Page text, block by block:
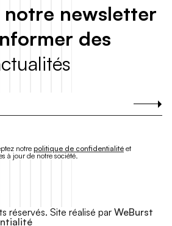
notre newsletter
nformer des
ctualités
notre politique de confidentialité et
à jour de notre société.
réservés. Site réalisé par WeBurst